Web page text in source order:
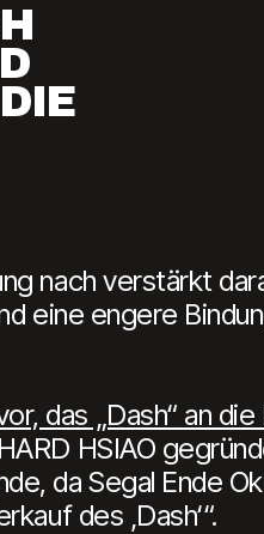
nach verstärkt
eine engere
das „Dash“ an die
HSIAO
da Segal Ende
des ‚Dash‘“.